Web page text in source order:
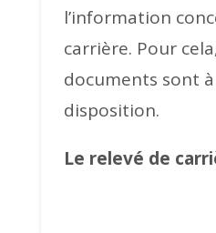
l’information
carrière. Pour
documents sont
disposition.
Le relevé de